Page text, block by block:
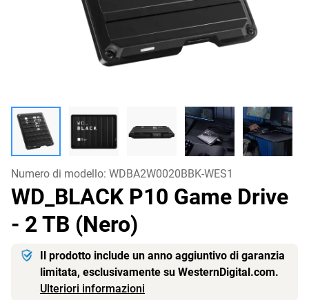
Numero di modello: WDBA2W0020BBK-WES1
WD_BLACK P10 Game Drive
- 2 TB (Nero)
Il prodotto include un anno aggiuntivo di garanzia
limitata, esclusivamente su WesternDigital.com.
Ulteriori informazioni